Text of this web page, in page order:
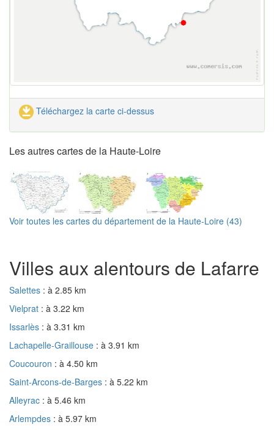
Téléchargez la carte ci-dessus
Les autres cartes de la Haute-Loire
Voir toutes les cartes du département de la Haute-Loire (43)
Villes aux alentours de Lafarre
Salettes : à 2.85 km
Vielprat : à 3.22 km
Issarlès : à 3.31 km
Lachapelle-Graillouse : à 3.91 km
Coucouron : à 4.50 km
Saint-Arcons-de-Barges : à 5.22 km
Alleyrac : à 5.46 km
Arlempdes : à 5.97 km